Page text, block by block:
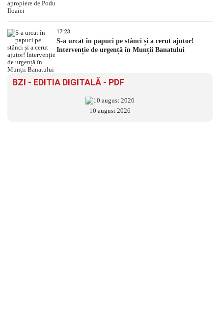
17:23
S-a urcat în papuci pe stânci și a cerut ajutor!
Intervenție de urgență în Munții Banatului
BZI - EDITIA DIGITALĂ - PDF
10 august 2026